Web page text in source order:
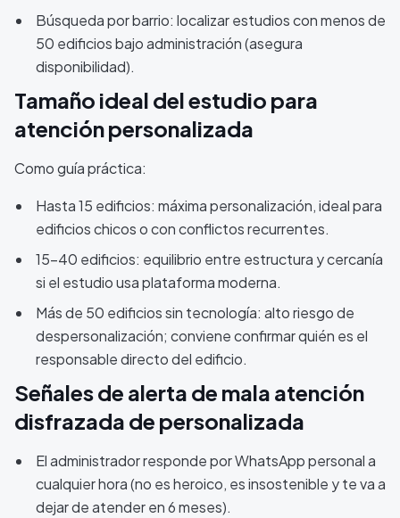
Búsqueda por barrio: localizar estudios con menos de
50 edificios bajo administración (asegura
disponibilidad).
Tamaño ideal del estudio para
atención personalizada
Como guía práctica:
Hasta 15 edificios: máxima personalización, ideal para
edificios chicos o con conflictos recurrentes.
15-40 edificios: equilibrio entre estructura y cercanía
si el estudio usa plataforma moderna.
Más de 50 edificios sin tecnología: alto riesgo de
despersonalización; conviene confirmar quién es el
responsable directo del edificio.
Señales de alerta de mala atención
disfrazada de personalizada
El administrador responde por WhatsApp personal a
cualquier hora (no es heroico, es insostenible y te va a
dejar de atender en 6 meses).